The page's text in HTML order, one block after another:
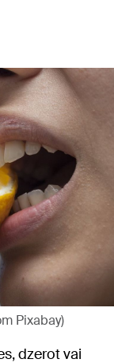
Pixabay)
dzerot vai